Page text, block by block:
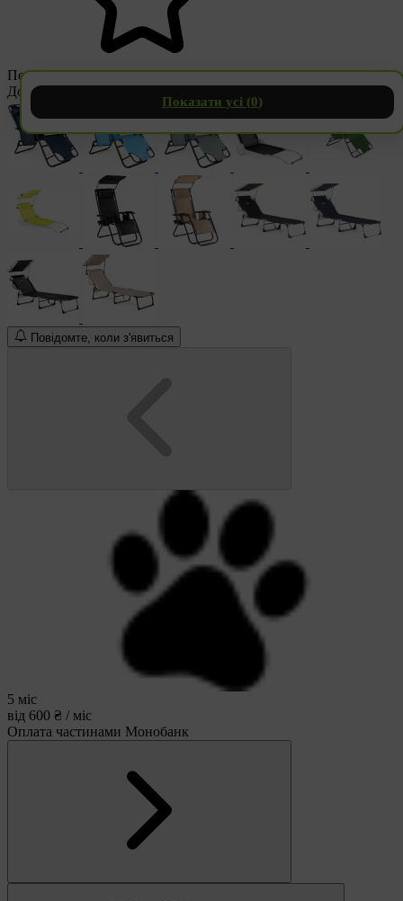
Показати усі (0)
Переглянути відгуки
Доступні версії
Повідомте, коли з'явиться
5 міс
від 600 ₴ / міс
Оплата частинами Монобанк